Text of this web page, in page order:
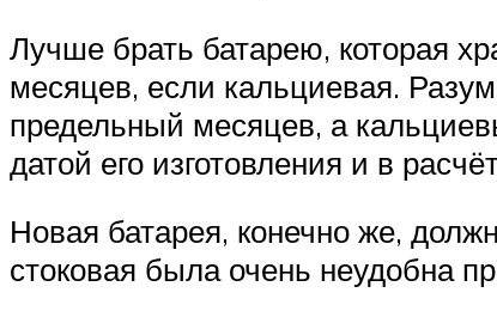
Лучше брать батарею, которая
месяцев, если кальциевая.
предельный месяцев, а
датой его изготовления и в
Новая батарея, конечно же,
стоковая была очень неудобна